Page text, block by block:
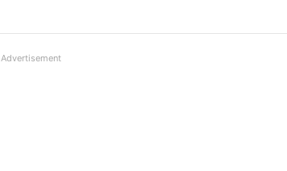
Advertisement